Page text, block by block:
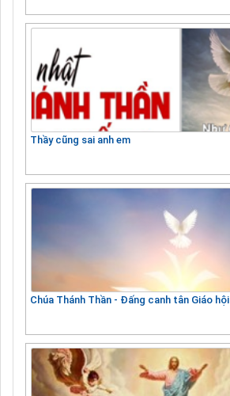
Thầy cũng sai anh em
Chúa Thánh Thần - Đấng canh tân Giáo hội